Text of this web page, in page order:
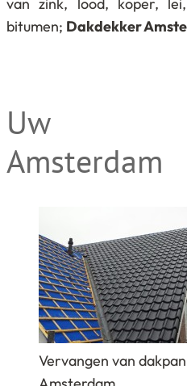
van zink, lood, koper,
bitumen; Dakdekker
Uw
Amsterdam
Vervangen van